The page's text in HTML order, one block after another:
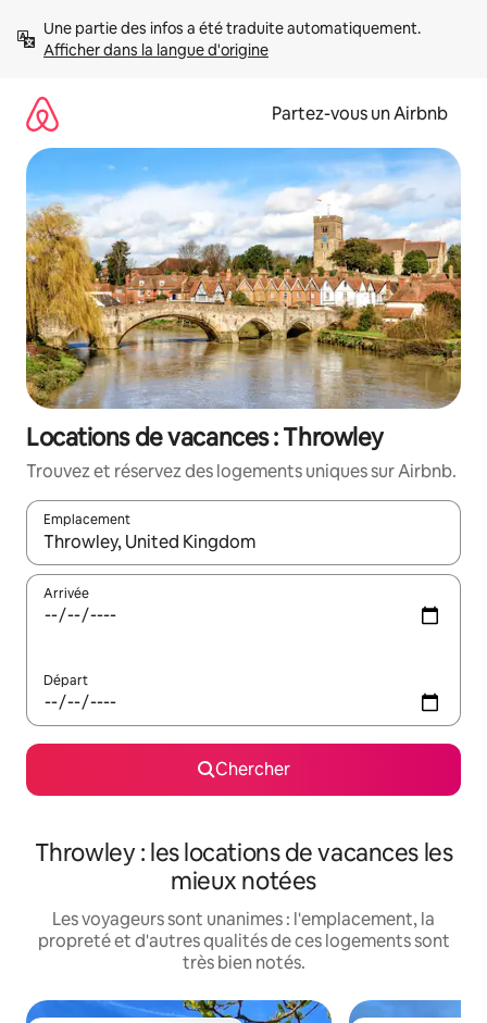
directement
Afficher dans la langue d'origine
Partez-vous un Airbnb
Locations de vacances : Throwley
Trouvez et réservez des logements uniques sur Airbnb.
Emplacement
Quand les résultats sont affichés, parcourez-les en utilisant
Arrivée
Départ
Chercher
Throwley : les locations de vacances les
mieux notées
Les voyageurs sont unanimes : l'emplacement, la
propreté et d'autres qualités de ces logements sont
très bien notés.